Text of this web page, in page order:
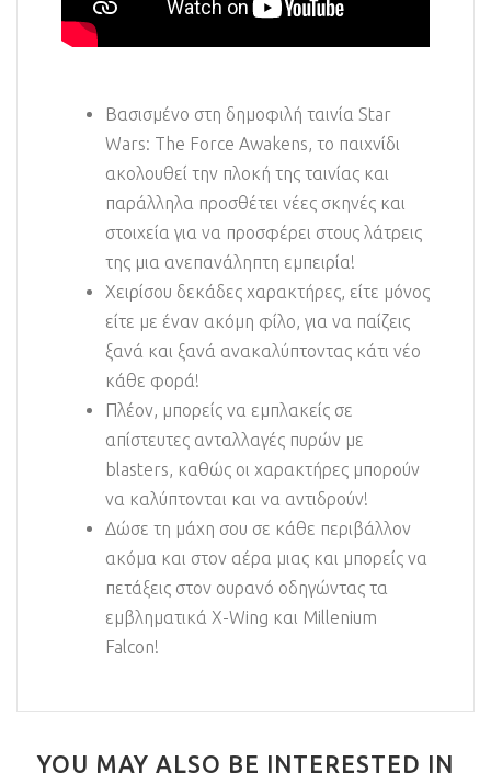
Βασισμένο στη δημοφιλή ταινία Star
Wars: The Force Awakens, το παιχνίδι
ακολουθεί την πλοκή της ταινίας και
παράλληλα προσθέτει νέες σκηνές και
στοιχεία για να προσφέρει στους λάτρεις
της μια ανεπανάληπτη εμπειρία!
Χειρίσου δεκάδες χαρακτήρες, είτε μόνος
είτε με έναν ακόμη φίλο, για να παίζεις
ξανά και ξανά ανακαλύπτοντας κάτι νέο
κάθε φορά!
Πλέον, μπορείς να εμπλακείς σε
απίστευτες ανταλλαγές πυρών με
blasters, καθώς οι χαρακτήρες μπορούν
να καλύπτονται και να αντιδρούν!
Δώσε τη μάχη σου σε κάθε περιβάλλον
ακόμα και στον αέρα μιας και μπορείς να
πετάξεις στον ουρανό οδηγώντας τα
εμβληματικά X-Wing και Millenium
Falcon!
YOU MAY ALSO BE INTERESTED IN